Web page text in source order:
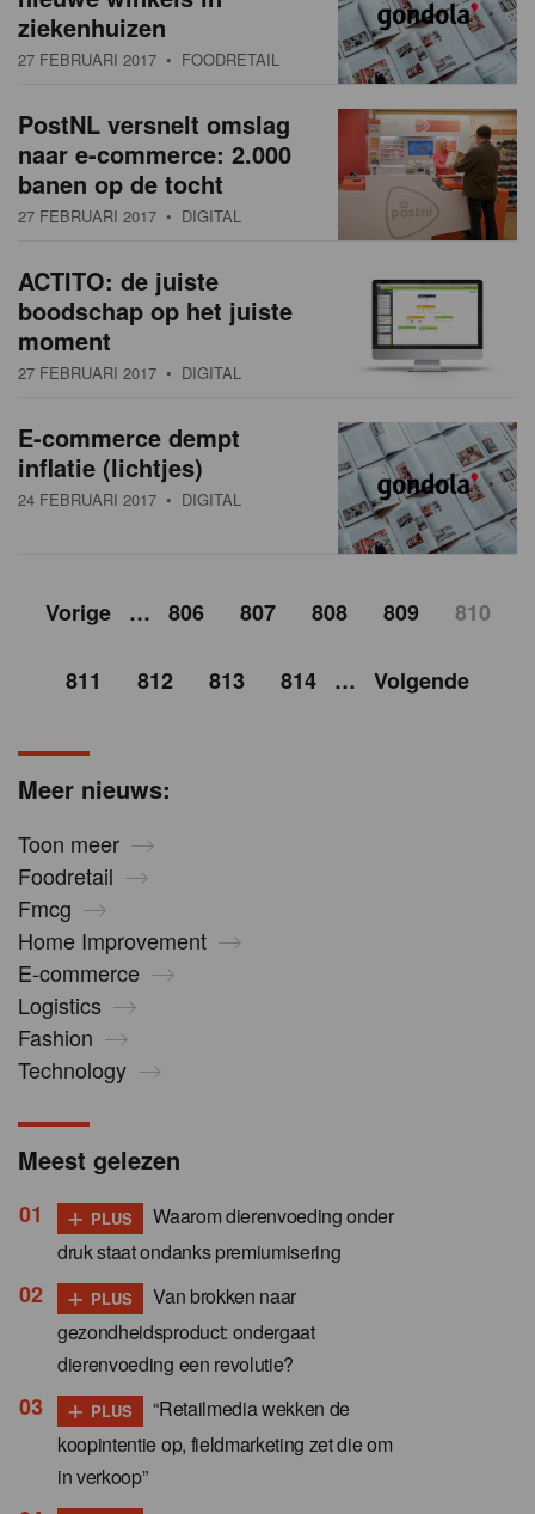
Meer nieuws:
Toon meer
Foodretail
Fmcg
Home Improvement
E-commerce
Logistics
Fashion
Technology
ziekenhuizen
27 FEBRUARI 2017 • FOODRETAIL
PostNL versnelt omslag
naar e-commerce: 2.000
banen op de tocht
27 FEBRUARI 2017 • DIGITAL
ACTITO: de juiste
boodschap op het juiste
moment
27 FEBRUARI 2017 • DIGITAL
E-commerce dempt
inflatie (lichtjes)
24 FEBRUARI 2017 • DIGITAL
Vorige … 806 807 808 809 810
811 812 813 814 … Volgende
Meest gelezen
+ PLUS
Waarom dierenvoeding onder
druk staat ondanks premiumisering
+ PLUS
Van brokken naar
gezondheidsproduct: ondergaat
dierenvoeding een revolutie?
+ PLUS
“Retailmedia wekken de
koopintentie op, fieldmarketing zet die om
in verkoop”